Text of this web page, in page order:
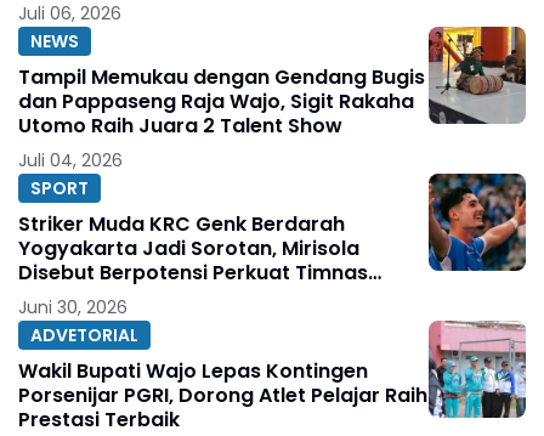
Juli 06, 2026
NEWS
Tampil Memukau dengan Gendang Bugis
dan Pappaseng Raja Wajo, Sigit Rakaha
Utomo Raih Juara 2 Talent Show
Juli 04, 2026
SPORT
Striker Muda KRC Genk Berdarah
Yogyakarta Jadi Sorotan, Mirisola
Disebut Berpotensi Perkuat Timnas
Indonesia
Juni 30, 2026
ADVETORIAL
Wakil Bupati Wajo Lepas Kontingen
Porsenijar PGRI, Dorong Atlet Pelajar Raih
Prestasi Terbaik